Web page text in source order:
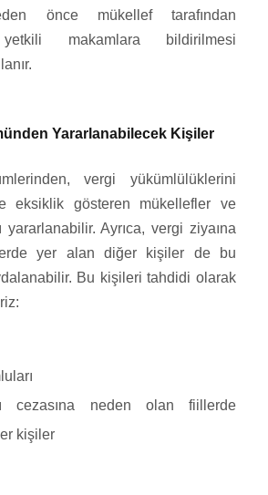
önce mükellef tarafından
makamlara bildirilmesi
Yararlanabilecek Kişiler
vergi yükümlülüklerini
eksiklik gösteren mükellefler ve
yararlanabilir. Ayrıca, vergi ziyaına
yer alan diğer kişiler de bu
Bu kişileri tahdidi olarak
cezasına neden olan fiillerde
kişiler